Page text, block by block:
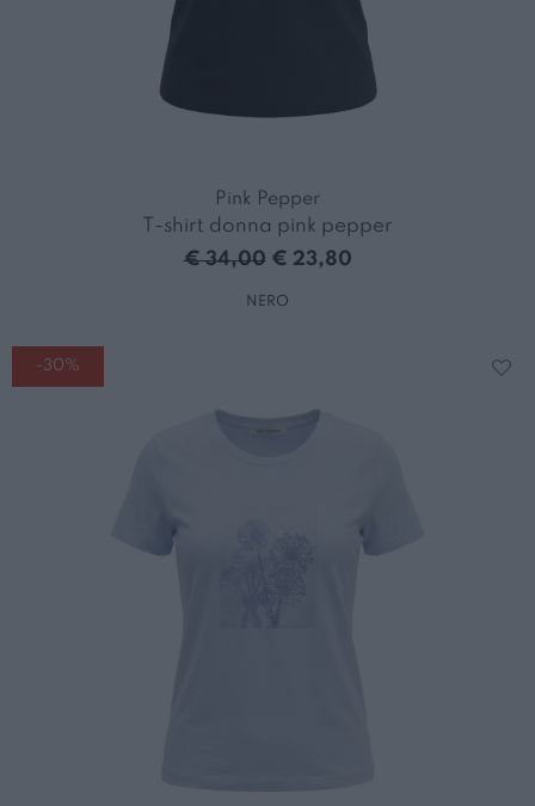
Pink Pepper
T-shirt donna pink pepper
€ 34,00 € 23,80
NERO
-30%